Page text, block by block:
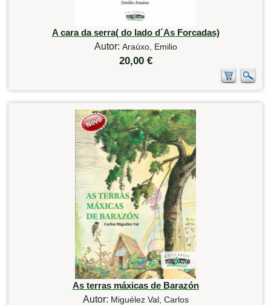
A cara da serra( do lado d´As Forcadas)
Autor: Araúxo, Emilio
20,00 €
As terras máxicas de Barazón
Autor: Miguélez Val, Carlos